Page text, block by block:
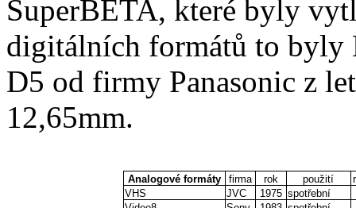
SuperBETA, které byly
digitálních formátů to byly
D5 od firmy Panasonic z
12,65mm.
Analogové formáty firma rok použití
VHS
JVC 1975 spotřební